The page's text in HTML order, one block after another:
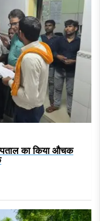
का किया औचक